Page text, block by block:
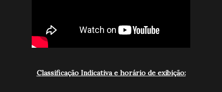
Classificação Indicativa e horário de exibição: